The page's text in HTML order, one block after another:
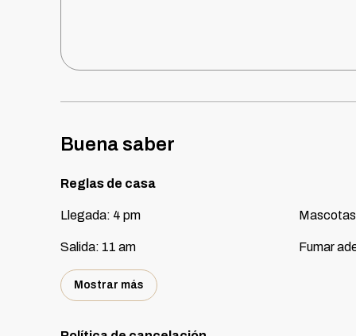
Buena saber
Reglas de casa
Llegada: 4 pm
Salida: 11 am
Mascotas
Fumar
Mostrar más